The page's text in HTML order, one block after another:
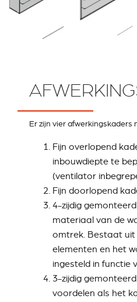
Er zijn vier afwerkingskaders
Fijn overlopend
inbouwdiepte te
(ventilator
Fijn doorlopend
4-zijdig
materiaal van de
omtrek. Bestaat uit
elementen en het
ingesteld in functie
3-zijdig
voordelen als het